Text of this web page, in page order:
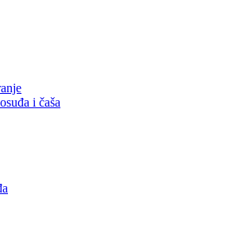
i čaša